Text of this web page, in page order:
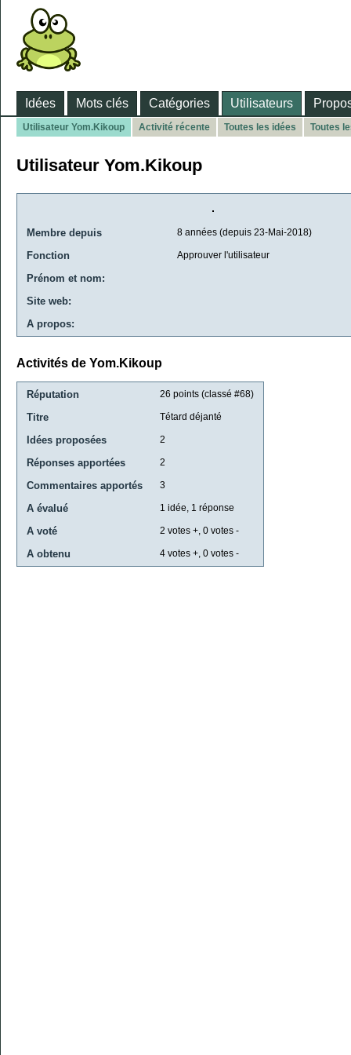
Idées Mots clés Catégories Utilisateurs
Utilisateur Yom.Kikoup Activité récente Toutes les idées Toutes
Utilisateur Yom.Kikoup
Membre depuis 8 années (depuis 23-Mai-2018)
Fonction Approuver l'utilisateur
Prénom et nom:
Site web:
A propos:
Activités de Yom.Kikoup
Réputation 26 points (classé #68)
Titre Tétard déjanté
Idées proposées 2
Réponses apportées 2
Commentaires apportés 3
A évalué 1 idée, 1 réponse
A voté 2 votes +, 0 votes -
A obtenu 4 votes +, 0 votes -